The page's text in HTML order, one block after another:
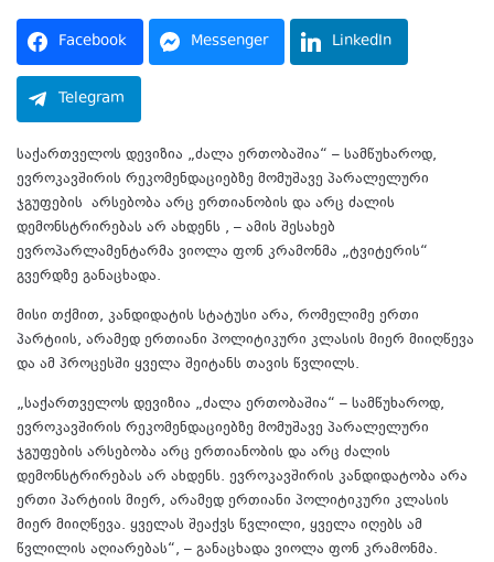
Facebook Messenger LinkedIn
Telegram
საქართველოს დევიზია „ძალა ერთობაშია“ – სამწუხაროდ,
ევროკავშირის რეკომენდაციებზე მომუშავე პარალელური
ჯგუფების არსებობა არც ერთიანობის და არც ძალის
დემონსტრირებას არ ახდენს , – ამის შესახებ
ევროპარლამენტარმა ვიოლა ფონ კრამონმა „ტვიტერის“
გვერდზე განაცხადა.
მისი თქმით, კანდიდატის სტატუსი არა, რომელიმე ერთი
პარტიის, არამედ ერთიანი პოლიტიკური კლასის მიერ მიიღწევა
და ამ პროცესში ყველა შეიტანს თავის წვლილს.
„საქართველოს დევიზია „ძალა ერთობაშია“ – სამწუხაროდ,
ევროკავშირის რეკომენდაციებზე მომუშავე პარალელური
ჯგუფების არსებობა არც ერთიანობის და არც ძალის
დემონსტრირებას არ ახდენს. ევროკავშირის კანდიდატობა არა
ერთი პარტიის მიერ, არამედ ერთიანი პოლიტიკური კლასის
მიერ მიიღწევა. ყველას შეაქვს წვლილი, ყველა იღებს ამ
წვლილის აღიარებას“, – განაცხადა ვიოლა ფონ კრამონმა.